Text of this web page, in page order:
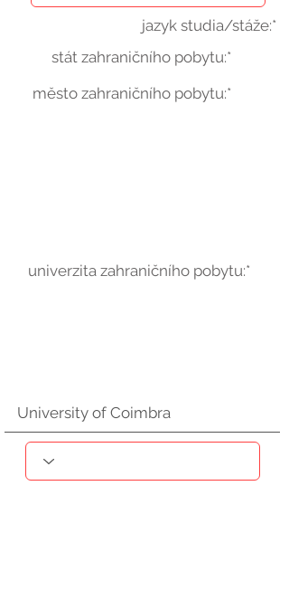
jazyk studia/stáže:*
stát zahraničního pobytu:*
město zahraničního pobytu:*
univerzita zahraničního pobytu:*